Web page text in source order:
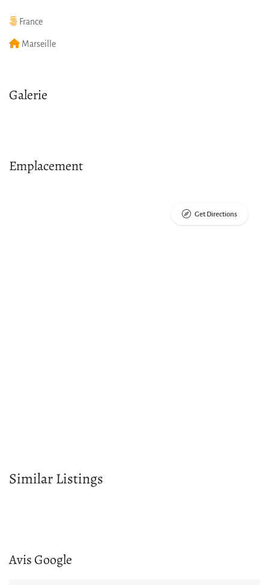
France
Marseille
Galerie
Emplacement
Get Directions
Similar Listings
Avis Google